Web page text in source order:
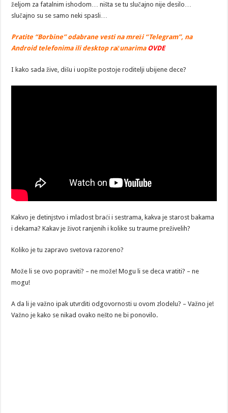
željom za fatalnim ishodom… ništa se tu slučajno nije desilo…
slučajno su se samo neki spasli…
Pratite “Borbine” odabrane vesti na mreži “Telegram”, na
Android telefonima ili desktop računarima OVDE
I kako sada žive, dišu i uopšte postoje roditelji ubijene dece?
Kakvo je detinjstvo i mladost braći i sestrama, kakva je starost bakama
i dekama? Kakav je život ranjenih i kolike su traume preživelih?
Koliko je tu zapravo svetova razoreno?
Može li se ovo popraviti? – ne može! Mogu li se deca vratiti? – ne
mogu!
A da li je važno ipak utvrditi odgovornosti u ovom zlodelu? – Važno je!
Važno je kako se nikad ovako nešto ne bi ponovilo.